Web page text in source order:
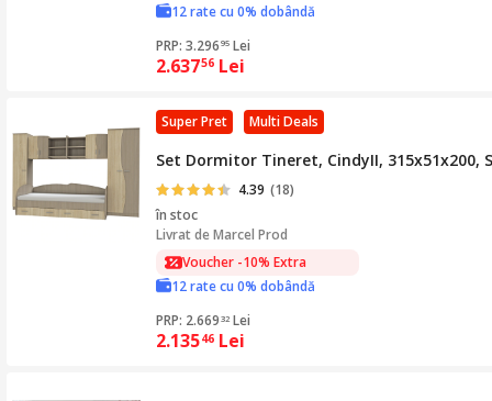
12 rate cu 0% dobândă
PRP: 3.296 95 Lei
2.63756 Lei
Multi Deals
Super Pret
Set Dormitor Tineret, CindyII, 315x51x200,
4.39 (18)
în stoc
Livrat deMarcel Prod
Voucher -10% Extra
12 rate cu 0% dobândă
PRP: 2.669 32 Lei
2.13546 Lei